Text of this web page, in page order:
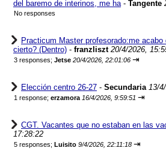
del baremo de interinos, me ha- Tangente
No responses
Practicum Master profesorado:me
cierto? (Dentro) - franzliszt 20/4/2026,
3 responses; Jetse 20/4/2026, 22:01:06 ⇥
Elección centro 26-27 - Secundaria 13/
1 response; erzamora 16/4/2026, 9:59:51 ⇥
CGT. Vacantes que no estaban en las
17:28:22
5 responses; Luisito 9/4/2026, 22:11:18 ⇥